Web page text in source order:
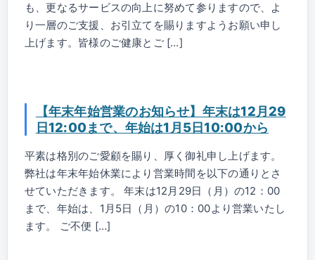
も、更なるサービスの向上に努めて参りますので、よ
り一層のご支援、お引立てを賜りますようお願い申し
上げます。皆様のご健康とご […]
【年末年始営業のお知らせ】年末は12月29
日12:00まで、年始は1月5日10:00から
平素は格別のご愛顧を賜り、厚く御礼申し上げます。
弊社は年末年始休業により営業時間を以下の通りとさ
せていただきます。 年末は12月29日（月）の12：00
まで、年始は、1月5日（月）の10：00より営業いたし
ます。 ご不便 […]